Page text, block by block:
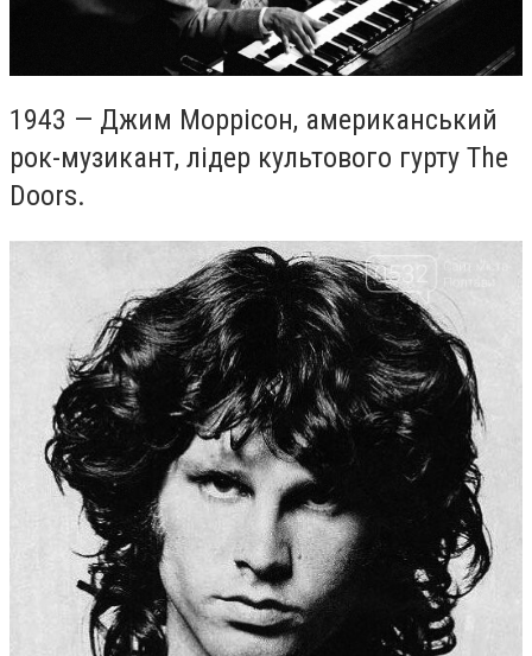
1943 — Джим Моррісон, американський
рок-музикант, лідер культового гурту The
Doors.